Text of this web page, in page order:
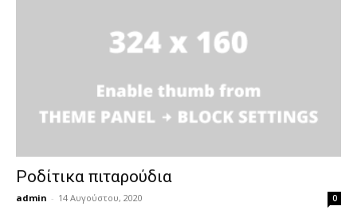
Ροδίτικα πιταρούδια
admin - 14 Αυγούστου, 2020 0